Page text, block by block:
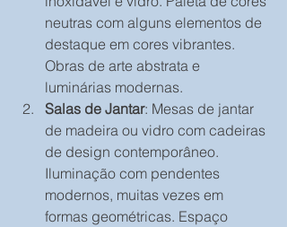
neutras com alguns elementos de
destaque em cores vibrantes.
Obras de arte abstrata e
luminárias modernas.
Salas de Jantar: Mesas de jantar
de madeira ou vidro com cadeiras
de design contemporâneo.
Iluminação com pendentes
modernos, muitas vezes em
formas geométricas. Espaço